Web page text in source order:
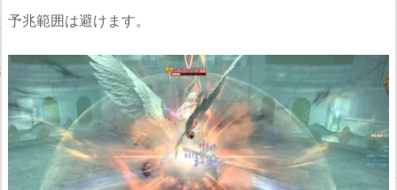
予兆範囲は避けます。